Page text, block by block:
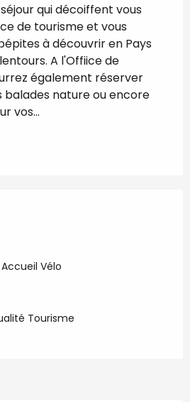
qui décoiffent vous
de tourisme et vous
à découvrir en Pays
A l'Offiice de
également réserver
balades nature ou encore
vos...
Accueil Vélo
Tourisme